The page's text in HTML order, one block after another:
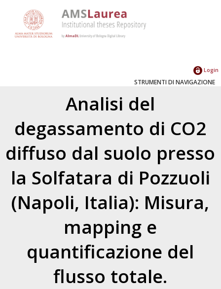
Login
STRUMENTI DI NAVIGAZIONE
Analisi del
degassamento di CO2
diffuso dal suolo presso
la Solfatara di Pozzuoli
(Napoli, Italia): Misura,
mapping e
quantificazione del
flusso totale.